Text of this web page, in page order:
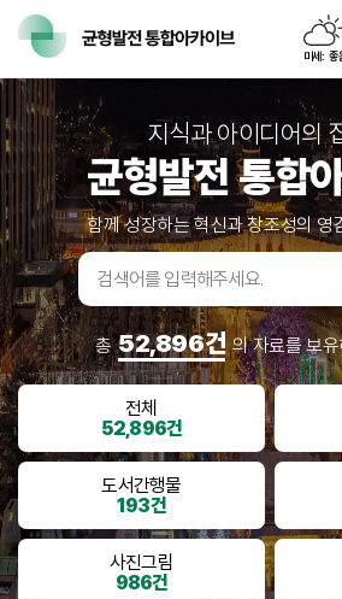
구름조
미세: 좋
지식과 아이디어의
균형발전 통합
함께 성장하는 혁신과 창조성의 영
검색어입
력
총52,896건 의 자료를 보
전체
52,896건
도서간행물
193건
사진그림
986건